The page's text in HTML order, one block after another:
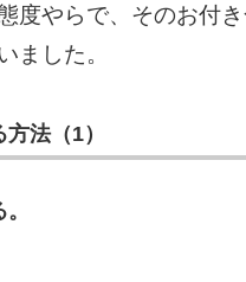
度やらで、そのお付
ました。
法（1）